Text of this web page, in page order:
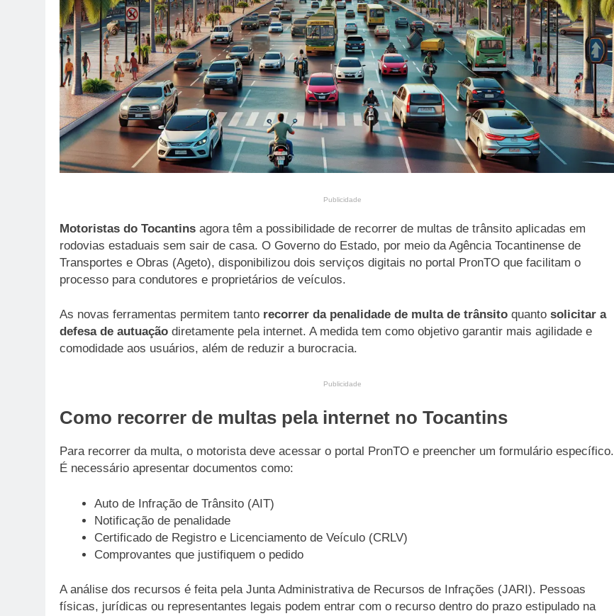
Publicidade
Motoristas do Tocantins agora têm a possibilidade de recorrer de multas de trânsito aplicadas em
rodovias estaduais sem sair de casa. O Governo do Estado, por meio da Agência Tocantinense de
Transportes e Obras (Ageto), disponibilizou dois serviços digitais no portal PronTO que facilitam o
processo para condutores e proprietários de veículos.
As novas ferramentas permitem tanto recorrer da penalidade de multa de trânsito quanto solicitar a
defesa de autuação diretamente pela internet. A medida tem como objetivo garantir mais agilidade e
comodidade aos usuários, além de reduzir a burocracia.
Publicidade
Como recorrer de multas pela internet no Tocantins
Para recorrer da multa, o motorista deve acessar o portal PronTO e preencher um formulário específico.
É necessário apresentar documentos como:
Auto de Infração de Trânsito (AIT)
Notificação de penalidade
Certificado de Registro e Licenciamento de Veículo (CRLV)
Comprovantes que justifiquem o pedido
A análise dos recursos é feita pela Junta Administrativa de Recursos de Infrações (JARI). Pessoas
físicas, jurídicas ou representantes legais podem entrar com o recurso dentro do prazo estipulado na